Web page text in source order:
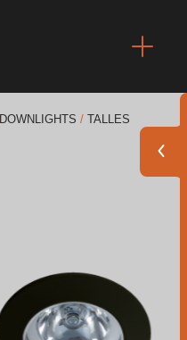
DOWNLIGHTS / TALLES